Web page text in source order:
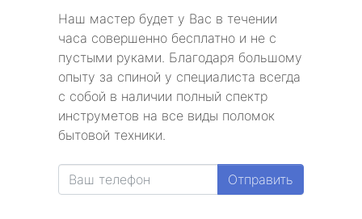
Наш мастер будет у Вас в течении
часа совершенно бесплатно и не с
пустыми руками. Благодаря большому
опыту за спиной у специалиста всегда
с собой в наличии полный спектр
инструметов на все виды поломок
бытовой техники.
Отправить